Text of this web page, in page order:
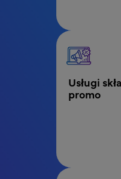
Usługi
promo